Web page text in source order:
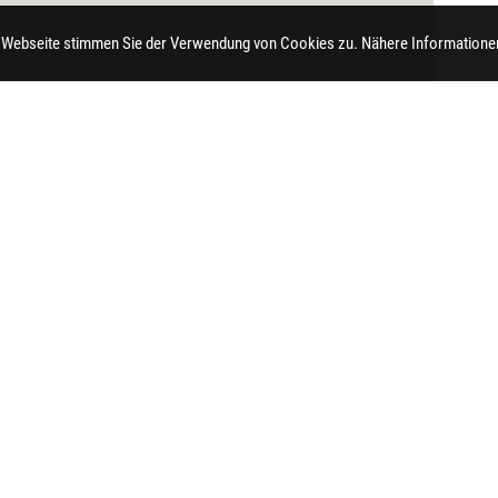
stimmen Sie der Verwendung von Cookies zu. Nähere